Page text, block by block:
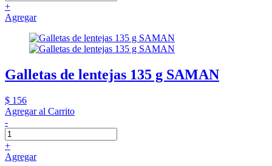
+
Agregar
Galletas de lentejas 135 g SAMAN
$ 156
Agregar al Carrito
-
+
Agregar